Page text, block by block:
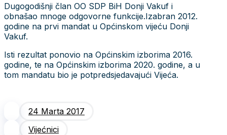
Dugogodišnji član OO SDP BiH Donji Vakuf i
obnašao mnoge odgovorne funkcije.Izabran 2012.
godine na prvi mandat u Općinskom vijeću Donji
Vakuf.
Isti rezultat ponovio na Općinskim izborima 2016.
godine, te na Općinskim izborima 2020. godine, a u
tom mandatu bio je potpredsjedavajući Vijeća.
24 Marta 2017
Vijećnici